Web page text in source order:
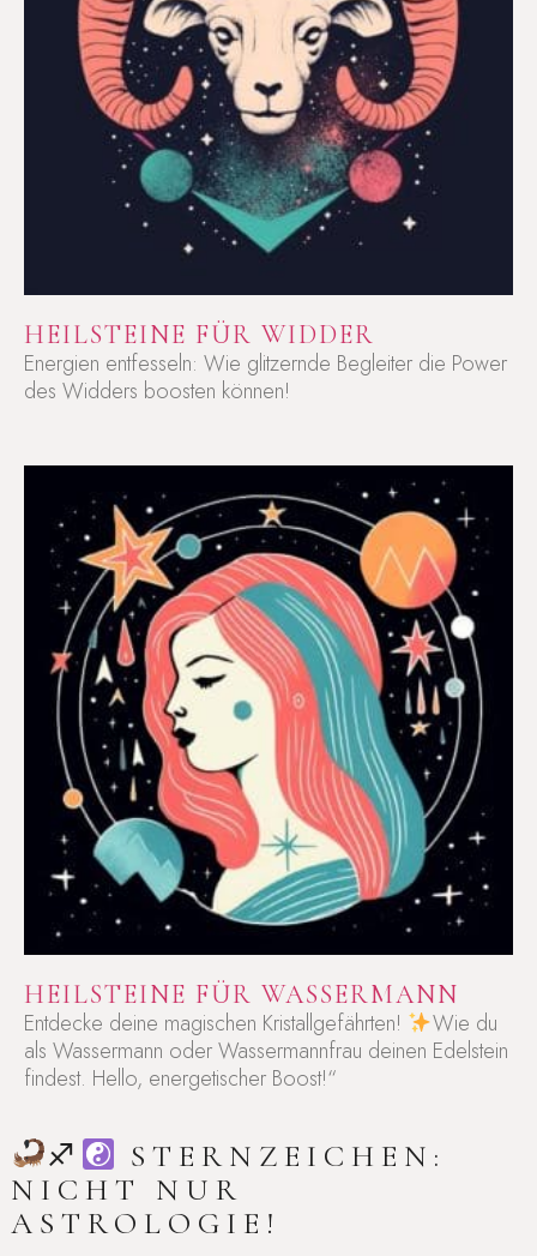
HEILSTEINE FÜR WIDDER
Energien entfesseln: Wie glitzernde Begleiter die Power
des Widders boosten können!
HEILSTEINE FÜR WASSERMANN
Entdecke deine magischen Kristallgefährten!
Wie du
als Wassermann oder Wassermannfrau deinen Edelstein
findest. Hello, energetischer Boost!“
♐︎
STERNZEICHEN:
NICHT NUR
ASTROLOGIE!